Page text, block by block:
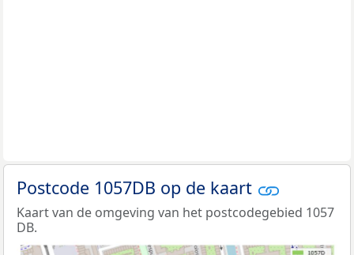
Postcode 1057DB op de kaart
Kaart van de omgeving van het postcodegebied 1057
DB.